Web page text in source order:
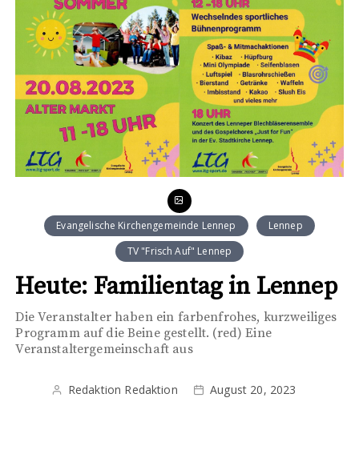
Evangelische Kirchengemeinde Lennep
Lennep
TV "Frisch Auf" Lennep
Heute: Familientag in Lennep
Die Veranstalter haben ein farbenfrohes, kurzweiliges
Programm auf die Beine gestellt. (red) Eine
Veranstaltergemeinschaft aus
Redaktion Redaktion August 20, 2023